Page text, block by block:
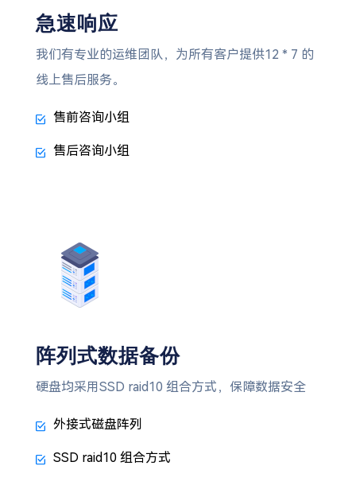
急速响应
我们有专业的运维团队，为所有客户提供12 * 7 的
线上售后服务。
售前咨询小组
售后咨询小组
阵列式数据备份
硬盘均采用SSD raid10 组合方式，保障数据安全
外接式磁盘阵列
SSD raid10 组合方式